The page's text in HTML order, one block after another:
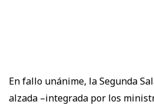
En fallo unánime, la Segunda
alzada –integrada por los